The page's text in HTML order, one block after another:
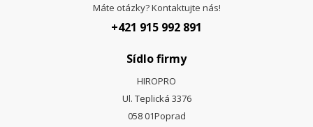
Máte otázky? Kontaktujte nás!
+421 915 992 891
Sídlo firmy
HIROPRO
Ul. Teplická 3376
058 01Poprad